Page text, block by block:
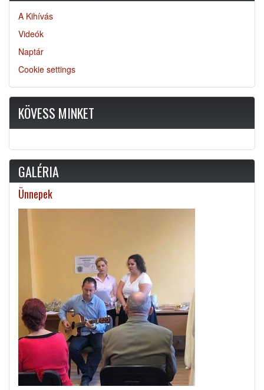
A Kihívás
Videók
Naptár
Cookie settings
KÖVESS MINKET
GALÉRIA
Ünnepek